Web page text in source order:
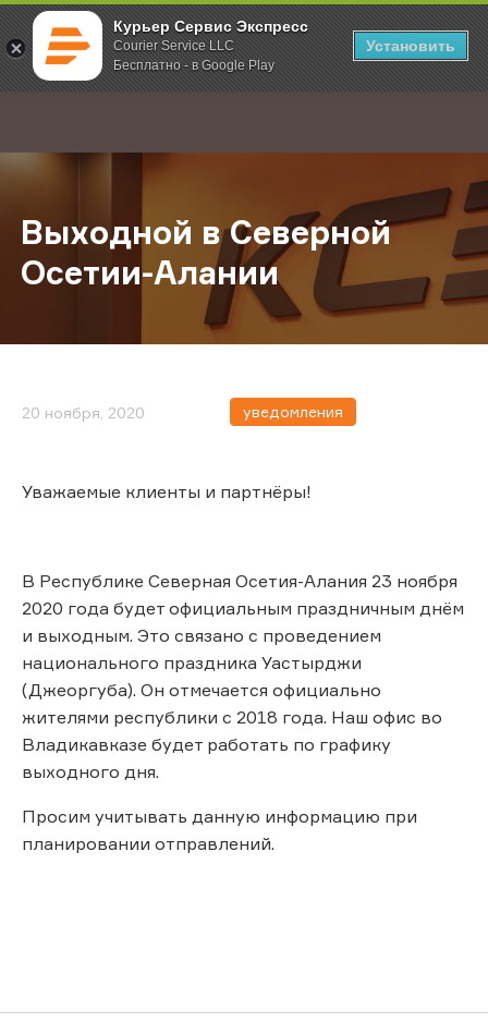
Курьер Сервис Экспресс
Courier Service LLC
Бесплатно - в Google Play
Установить
; Главная О компании Новости Выходной в Северной Осетии-
Выходной в Северной
Осетии-Алании
20 ноября, 2020 уведомления
Уважаемые клиенты и партнёры!
В Республике Северная Осетия-Алания 23 ноября
2020 года будет официальным праздничным днём
и выходным. Это связано с проведением
национального праздника Уастырджи
(Джеоргуба). Он отмечается официально
жителями республики с 2018 года. Наш офис во
Владикавказе будет работать по графику
выходного дня.
Просим учитывать данную информацию при
планировании отправлений.